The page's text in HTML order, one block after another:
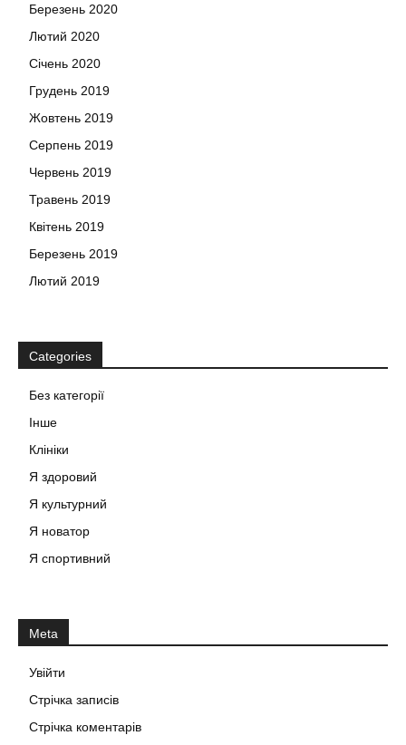
Березень 2020
Лютий 2020
Січень 2020
Грудень 2019
Жовтень 2019
Серпень 2019
Червень 2019
Травень 2019
Квітень 2019
Березень 2019
Лютий 2019
Categories
Без категорії
Інше
Клініки
Я здоровий
Я культурний
Я новатор
Я спортивний
Meta
Увійти
Стрічка записів
Стрічка коментарів